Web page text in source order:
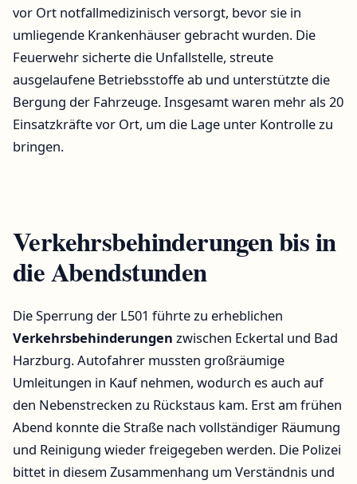
vor Ort notfallmedizinisch versorgt, bevor sie in
umliegende Krankenhäuser gebracht wurden. Die
Feuerwehr sicherte die Unfallstelle, streute
ausgelaufene Betriebsstoffe ab und unterstützte die
Bergung der Fahrzeuge. Insgesamt waren mehr als 20
Einsatzkräfte vor Ort, um die Lage unter Kontrolle zu
bringen.
Verkehrsbehinderungen bis in
die Abendstunden
Die Sperrung der L501 führte zu erheblichen
Verkehrsbehinderungen zwischen Eckertal und Bad
Harzburg. Autofahrer mussten großräumige
Umleitungen in Kauf nehmen, wodurch es auch auf
den Nebenstrecken zu Rückstaus kam. Erst am frühen
Abend konnte die Straße nach vollständiger Räumung
und Reinigung wieder freigegeben werden. Die Polizei
bittet in diesem Zusammenhang um Verständnis und